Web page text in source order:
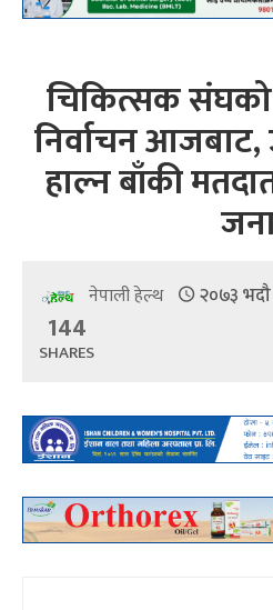
चिकित्सक संघको
निर्वाचन आजबाट,
हाल्न बाँकी
नेपाली हेल्थ २०७३
144
SHARES